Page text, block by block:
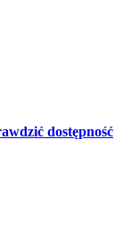
dostępność